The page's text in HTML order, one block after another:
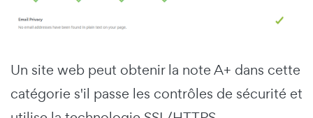
Un site web peut obtenir la note A+ dans cette
catégorie s'il passe les contrôles de sécurité et